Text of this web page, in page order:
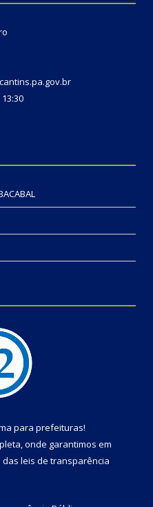
para prefeituras!
onde garantimos em
das leis de transparência